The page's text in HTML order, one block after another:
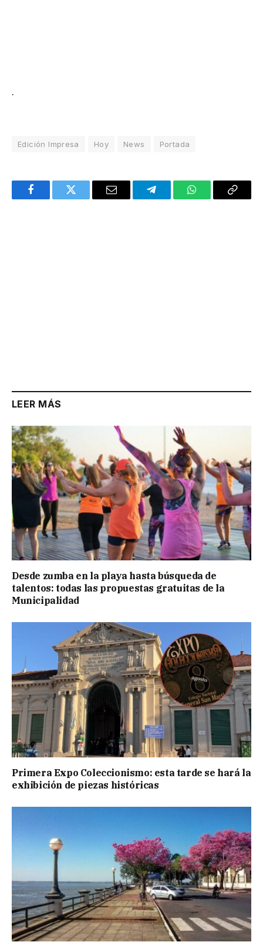
.
Edición Impresa Hoy News Portada
FacebookTwitter Email TelegramWhatsAppCopy
LEER MÁS
Desde zumba en la playa hasta búsqueda de
talentos: todas las propuestas gratuitas de la
Municipalidad
Primera Expo Coleccionismo: esta tarde se hará la
exhibición de piezas históricas